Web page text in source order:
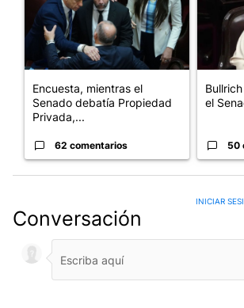
Encuesta, mientras el
Senado debatía Propiedad
Privada,...
62 comentarios
el
50
Conversación
INICIAR